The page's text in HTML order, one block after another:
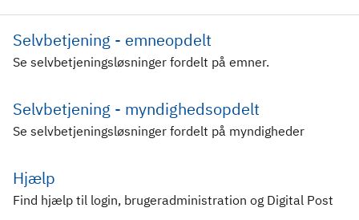
Selvbetjening - emneopdelt
Se selvbetjeningsløsninger fordelt på emner.
Selvbetjening - myndighedsopdelt
Se selvbetjeningsløsninger fordelt på myndigheder
Hjælp
Find hjælp til login, brugeradministration og Digital Post